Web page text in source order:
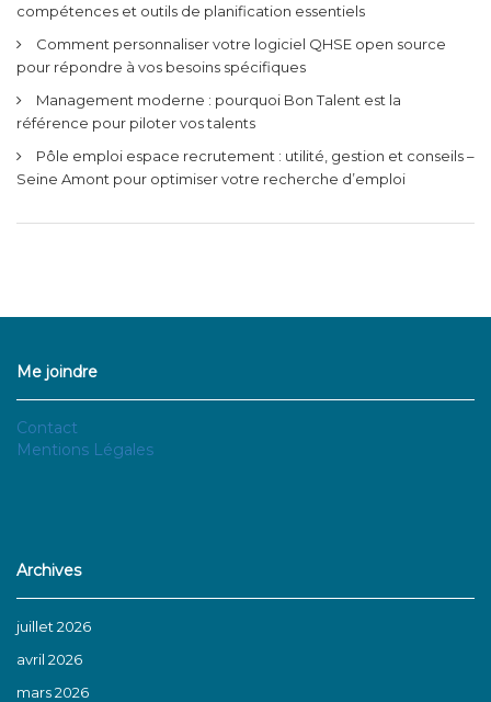
compétences et outils de planification essentiels
Comment personnaliser votre logiciel QHSE open source
pour répondre à vos besoins spécifiques
Management moderne : pourquoi Bon Talent est la
référence pour piloter vos talents
Pôle emploi espace recrutement : utilité, gestion et conseils –
Seine Amont pour optimiser votre recherche d’emploi
Me joindre
Contact
Mentions Légales
Archives
juillet 2026
avril 2026
mars 2026